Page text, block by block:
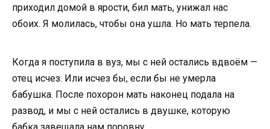
приходил домой в ярости, бил мать, унижал нас
обоих. Я молилась, чтобы она ушла. Но мать терпела.
Когда я поступила в вуз, мы с ней остались вдвоём —
отец исчез. Или исчез бы, если бы не умерла
бабушка. После похорон мать наконец подала на
развод, и мы с ней остались в двушке, которую
бабка завещала нам поровну.